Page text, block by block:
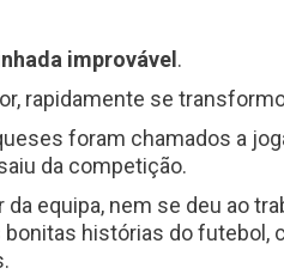
improvável .
rapidamente se
foram chamados a
da competição.
equipa, nem se deu ao
histórias do futebol,